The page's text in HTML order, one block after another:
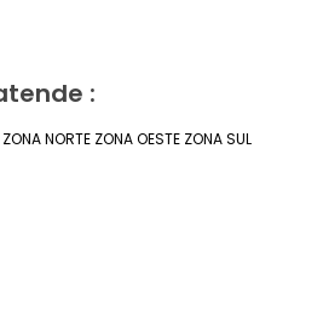
:
ZONA NORTE ZONA OESTE ZONA SUL